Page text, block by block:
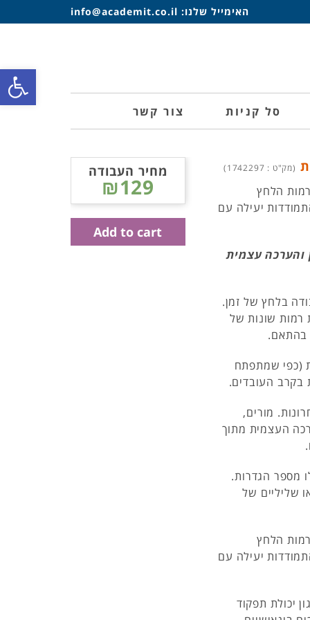
האימייל שלנו: info@academit.co.il
סל קניות צור קשר
(מק"ט : 1742297)
הלחץ
יעילה עם
והערכה עצמית
בלחץ של זמן.
רמות שונות של
בהתאם.
(כפי שמתפתח
בקרב העובדים.
מורים,
העצמית מתוך
מספר הגדרות.
שליליים של
הלחץ
יעילה עם
יכולת תפקוד
מחיר העבודה
₪129
Add to cart
פתח